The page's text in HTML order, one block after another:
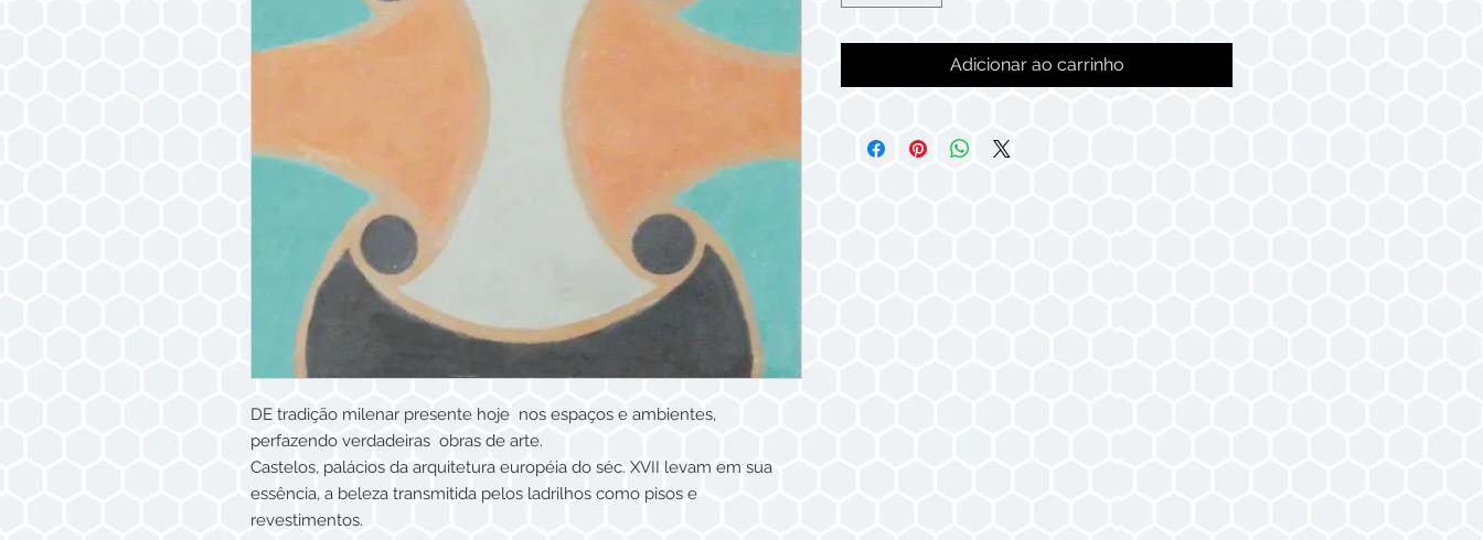
DE tradição milenar presente hoje nos espaços e ambientes,
perfazendo verdadeiras obras de arte.
Castelos, palácios da arquitetura européia do séc. XVII levam em sua
essência, a beleza transmitida pelos ladrilhos como pisos e
revestimentos.
Adicionar ao carrinho